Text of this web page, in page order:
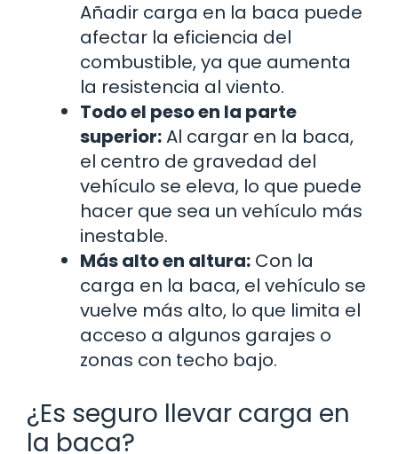
Añadir carga en la baca puede
afectar la eficiencia del
combustible, ya que aumenta
la resistencia al viento.
Todo el peso en la parte
superior:Al cargar en la baca,
el centro de gravedad del
vehículo se eleva, lo que puede
hacer que sea un vehículo más
inestable.
Más alto en altura: Con la
carga en la baca, el vehículo se
vuelve más alto, lo que limita el
acceso a algunos garajes o
zonas con techo bajo.
¿Es seguro llevar carga en
la baca?